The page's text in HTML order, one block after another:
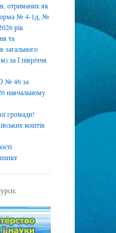
отриманих як
№ 4-1д, №
рік
та
загального
І півріччя
№ 46 за
навчальному
громади!
коштів